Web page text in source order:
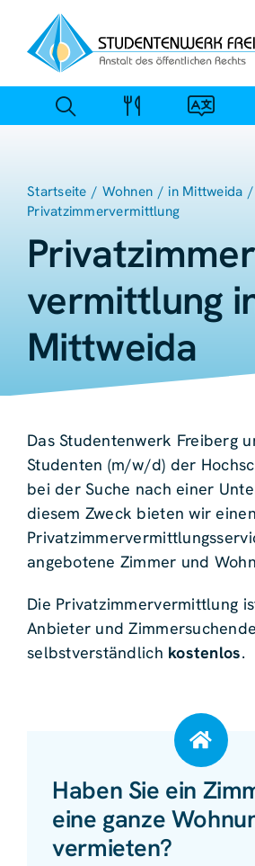
Inhalt
springen
Startseite Wohnen
in Mittweida
Privatzimmervermittlung
vermittlung
Mittweida
Das Studentenwerk Freiberg
Studenten (m/w/d) der
bei der Suche nach einer
diesem Zweck bieten wir einen
angebotene Zimmer und
Die Privatzimmervermittlung
Anbieter und Zimmersuchende
selbstverständlich kostenlos.
Haben Sie ein
eine ganze
vermieten?